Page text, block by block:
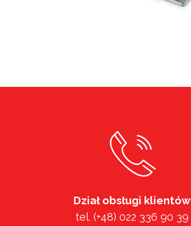
Dział obsługi klientów
tel. (+48) 022 336 90 39